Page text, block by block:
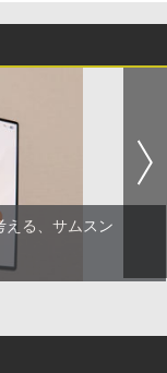
える、サムスン